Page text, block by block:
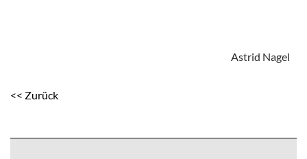
Astrid Nagel
<< Zurück